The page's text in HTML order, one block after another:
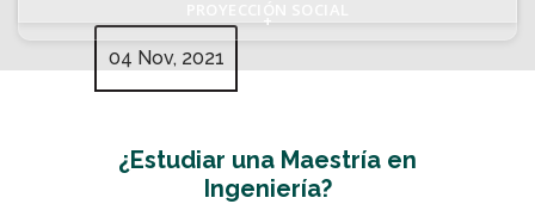
+
04 Nov, 2021
¿Estudiar una Maestría en
Ingeniería?